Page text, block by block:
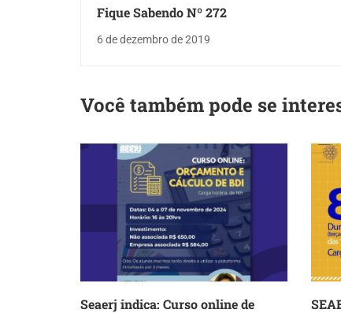
Fique Sabendo Nº 272
6 de dezembro de 2019
Você também pode se
Seaerj indica: Curso online de